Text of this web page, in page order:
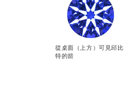
從桌面（上方）可見邱比
特的箭